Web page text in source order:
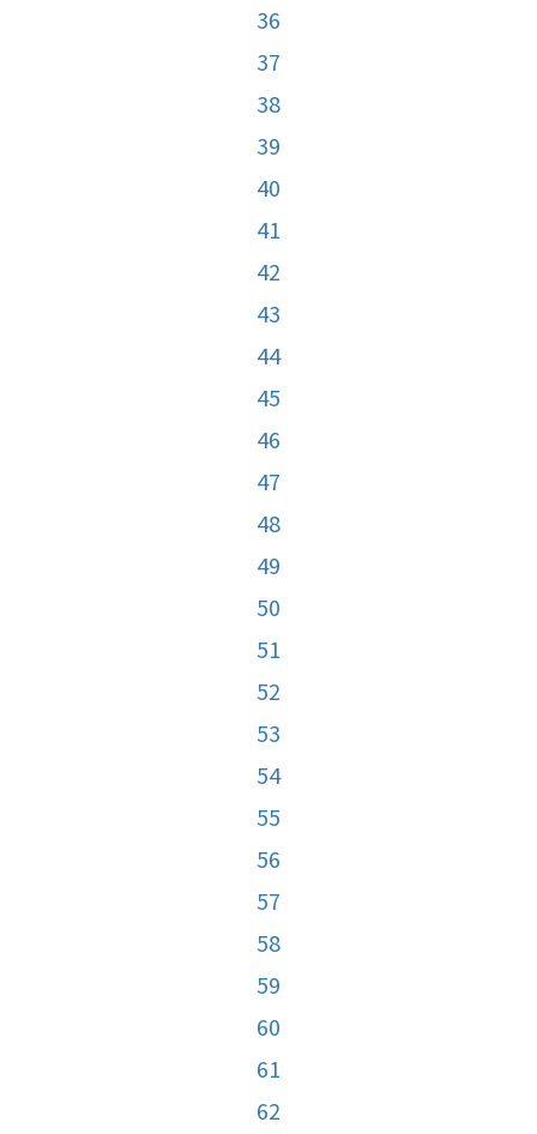
36
37
38
39
40
41
42
43
44
45
46
47
48
49
50
51
52
53
54
55
56
57
58
59
60
61
62